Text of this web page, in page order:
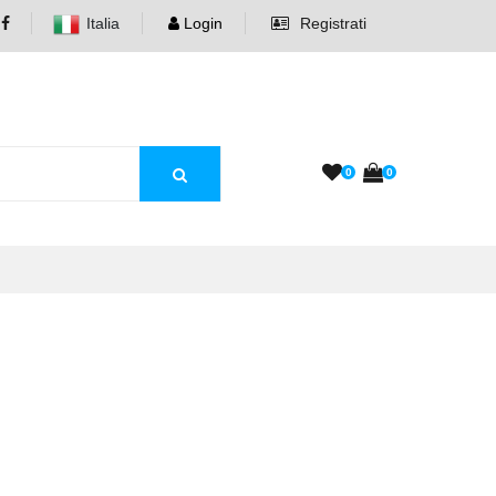
Italia Login Registrati
0 0